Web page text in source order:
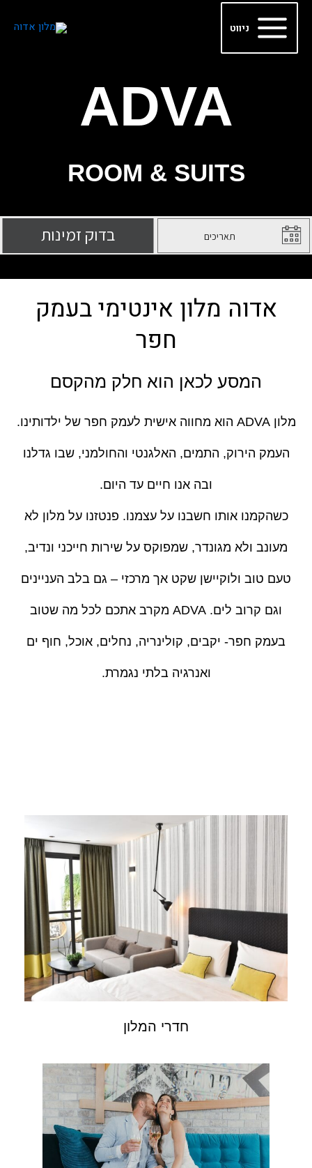
דילוג Main
Menu
ניווט
ADVA
ROOM & SUITS
אדוה מלון אינטימי בעמק
חפר
המסע לכאן הוא חלק מהקסם
מלון ADVA הוא מחווה אישית לעמק חפר של ילדותינו.
העמק הירוק, התמים, האלגנטי והחולמני, שבו גדלנו
ובה אנו חיים עד היום.
כשהקמנו אותו חשבנו על עצמנו. פנטזנו על מלון לא
מעונב ולא מגונדר, שמפוקס על שירות חייכני ונדיב,
טעם טוב ולוקיישן שקט אך מרכזי – גם בלב העניינים
וגם קרוב לים. ADVA מקרב אתכם לכל מה שטוב
בעמק חפר- יקבים, קולינריה, נחלים, אוכל, חוף ים
ואנרגיה בלתי נגמרת.
חדרי המלון